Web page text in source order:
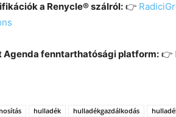
a Renycle® szálról: 👉
Agenda fenntarthatósági platform: 👉
hulladék hulladékgazdálkodás